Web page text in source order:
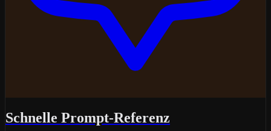
Schnelle Prompt-Referenz